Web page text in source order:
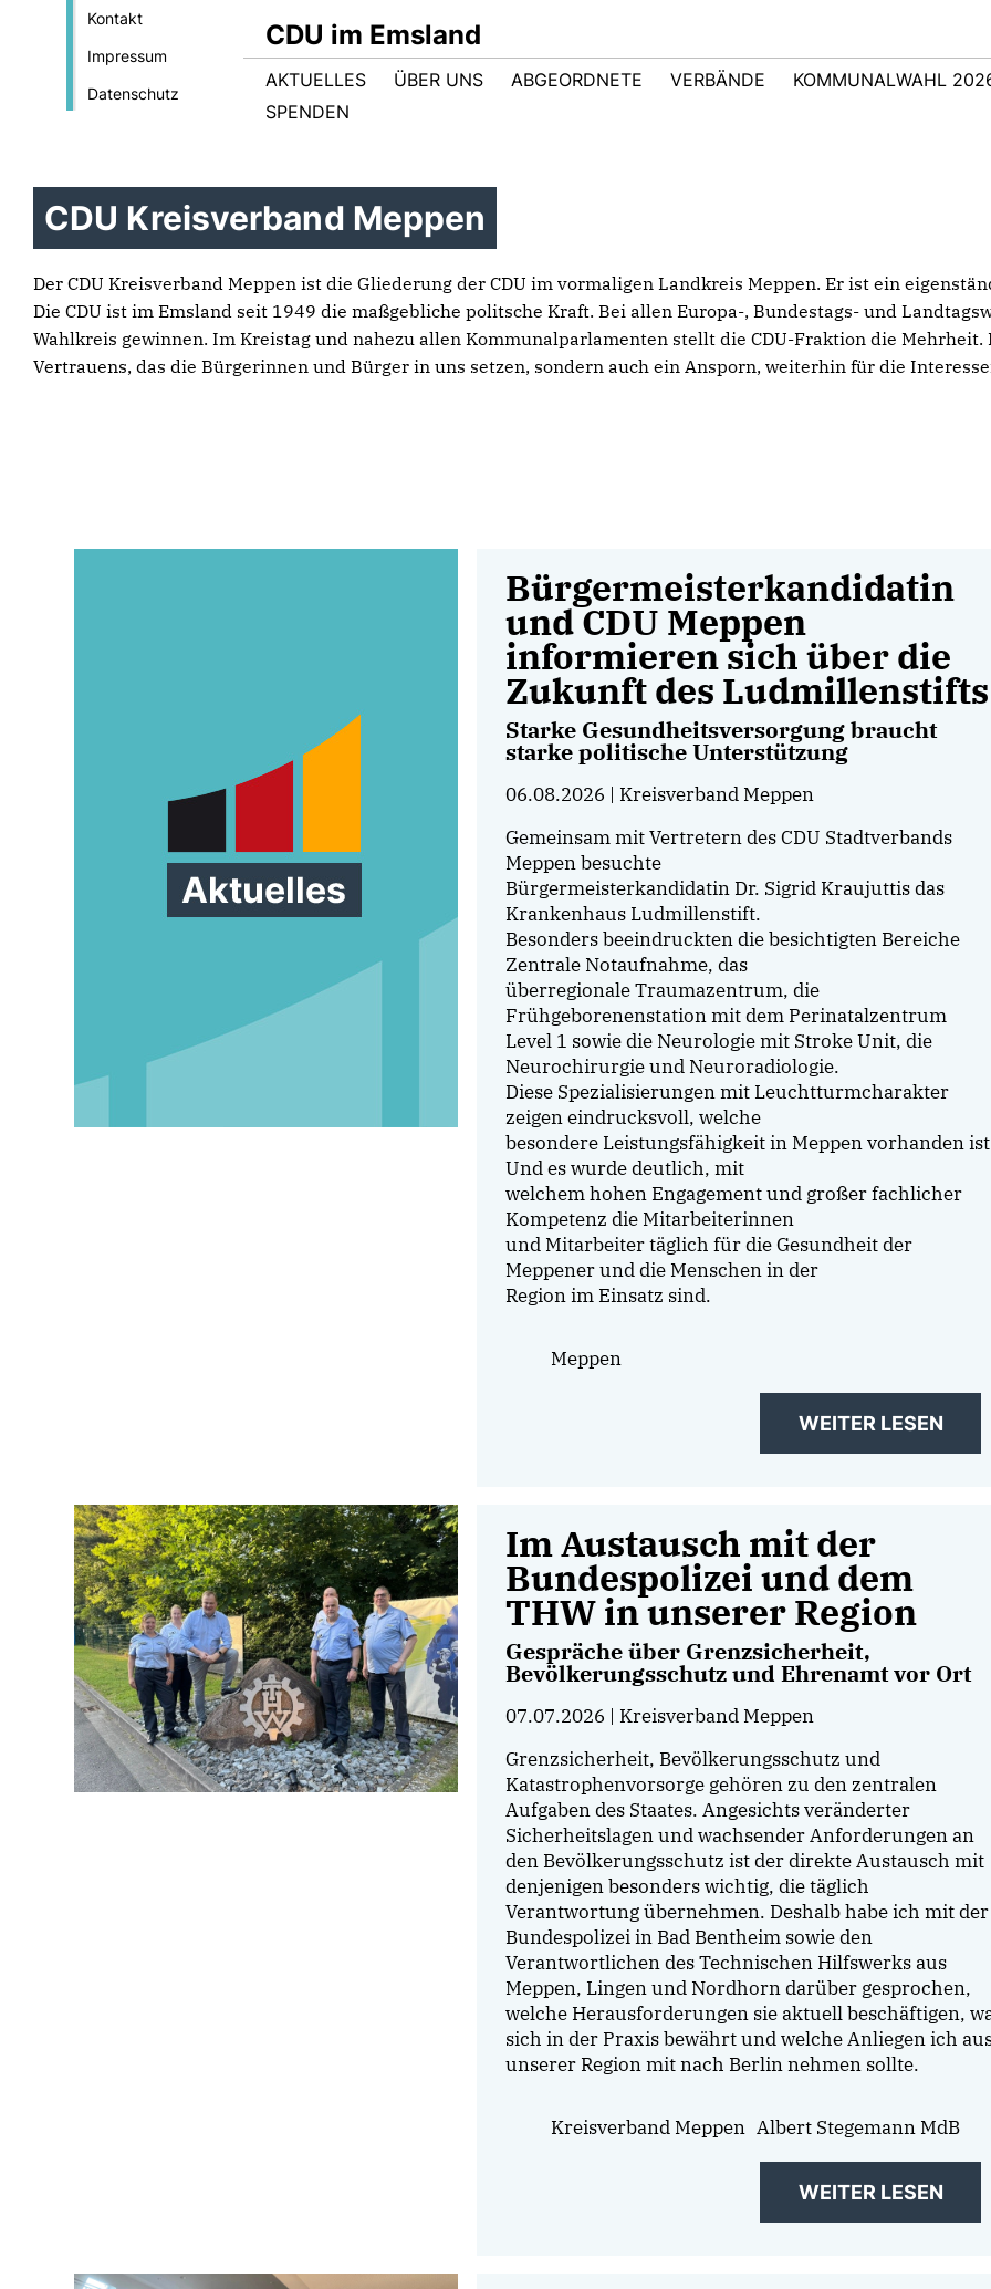
Kontakt
Impressum
Datenschutz
CDU im Emsland
AKTUELLES ÜBER UNS ABGEORDNETE VERBÄNDE
KOMMUNALWAHL
SPENDEN
CDU Kreisverband Meppen
Der CDU Kreisverband Meppen ist die Gliederung der CDU im vormaligen Landkreis Meppen. Er ist ein
Die CDU ist im Emsland seit 1949 die maßgebliche politsche Kraft. Bei allen Europa-, Bundestags- und
Wahlkreis gewinnen. Im Kreistag und nahezu allen Kommunalparlamenten stellt die CDU-Fraktion die
Vertrauens, das die Bürgerinnen und Bürger in uns setzen, sondern auch ein Ansporn, weiterhin für die
Bürgermeisterkandidatin
und CDU Meppen
informieren sich über die
Zukunft des Ludmillenstifts
Starke Gesundheitsversorgung braucht
starke politische Unterstützung
06.08.2026 | Kreisverband Meppen
Gemeinsam mit Vertretern des CDU Stadtverbands
Meppen besuchte
Bürgermeisterkandidatin Dr. Sigrid Kraujuttis das
Krankenhaus Ludmillenstift.
Besonders beeindruckten die besichtigten Bereiche
Zentrale Notaufnahme, das
überregionale Traumazentrum, die
Frühgeborenenstation mit dem Perinatalzentrum
Level 1 sowie die Neurologie mit Stroke Unit, die
Neurochirurgie und Neuroradiologie.
Diese Spezialisierungen mit Leuchtturmcharakter
zeigen eindrucksvoll, welche
besondere Leistungsfähigkeit in Meppen vorhanden
Und es wurde deutlich, mit
welchem hohen Engagement und großer fachlicher
Kompetenz die Mitarbeiterinnen
und Mitarbeiter täglich für die Gesundheit der
Meppener und die Menschen in der
Region im Einsatz sind.
Meppen
WEITER LESEN
Im Austausch mit der
Bundespolizei und dem
THW in unserer Region
Gespräche über Grenzsicherheit,
Bevölkerungsschutz und Ehrenamt vor Ort
07.07.2026 | Kreisverband Meppen
Grenzsicherheit, Bevölkerungsschutz und
Katastrophenvorsorge gehören zu den zentralen
Aufgaben des Staates. Angesichts veränderter
Sicherheitslagen und wachsender Anforderungen an
den Bevölkerungsschutz ist der direkte Austausch mit
denjenigen besonders wichtig, die täglich
Verantwortung übernehmen. Deshalb habe ich mit der
Bundespolizei in Bad Bentheim sowie den
Verantwortlichen des Technischen Hilfswerks aus
Meppen, Lingen und Nordhorn darüber gesprochen,
welche Herausforderungen sie aktuell beschäftigen,
sich in der Praxis bewährt und welche Anliegen ich
unserer Region mit nach Berlin nehmen sollte.
Kreisverband Meppen Albert Stegemann MdB
WEITER LESEN